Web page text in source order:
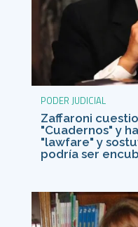
PODER JUDICIAL
Zaffaroni
"Cuadernos" y
"lawfare" y
podría ser